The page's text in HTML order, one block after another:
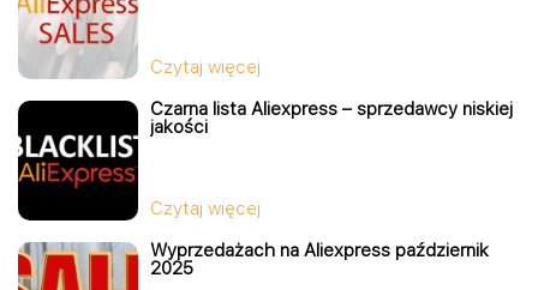
Czytaj więcej
Czarna lista Aliexpress – sprzedawcy niskiej
jakości
Czytaj więcej
Wyprzedażach na Aliexpress październik
2025